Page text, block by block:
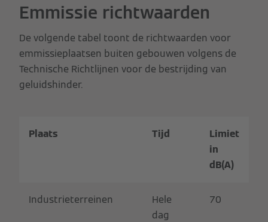
Emmissie richtwaarden
De volgende tabel toont de richtwaarden voor
emmissieplaatsen buiten gebouwen volgens de
Technische Richtlijnen voor de bestrijding van
geluidshinder.
Plaats Tijd
Limiet
in
dB(A)
Industrieterreinen
Hele
dag
70